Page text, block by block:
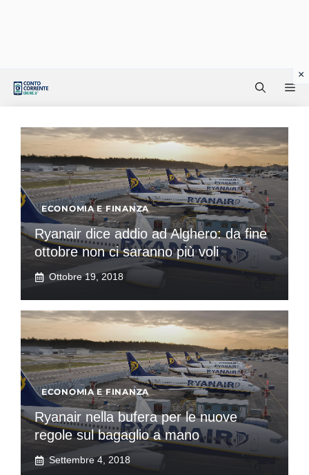
ECONOMIA E FINANZA
Ryanair dice addio ad Alghero: da fine
ottobre non ci saranno più voli
Ottobre 19, 2018
ECONOMIA E FINANZA
Ryanair nella bufera per le nuove
regole sul bagaglio a mano
Settembre 4, 2018